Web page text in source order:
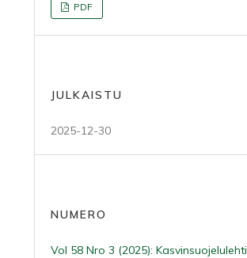
PDF
JULKAISTU
2025-12-30
NUMERO
Vol 58 Nro 3 (2025): Kasvinsuojelulehti